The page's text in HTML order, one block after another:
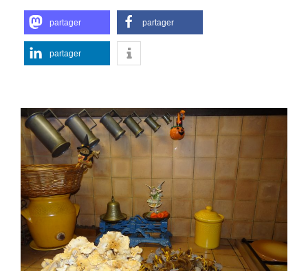
partager partager
partager